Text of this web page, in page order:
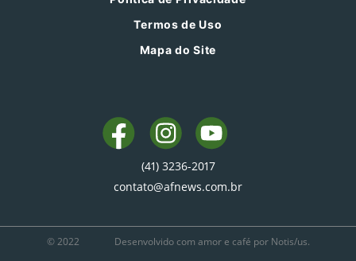
Termos de Uso
Mapa do Site
(41) 3236-2017
contato@afnews.com.br
© 2022 Desenvolvido com amor e café por Notis/us.